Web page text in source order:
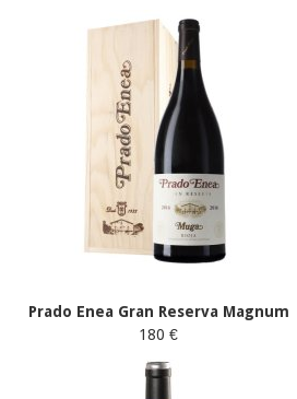
Prado Enea Gran Reserva Magnum
180 €